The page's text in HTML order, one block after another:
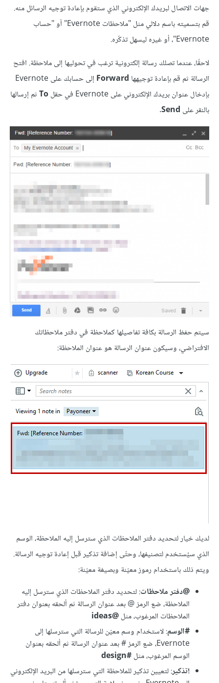
جهات الاتصال لبريدك الإلكتروني الذي ستقوم بإعادة توجيه الرسائل منه.
قم بتسميته باسم دلالي مثل "ملاحظات Evernote" أو "حساب
Evernote"، أو غيره ليسهل تذكّره.
لاحقًا، عندما تصلك رسالة إلكترونية ترغب في تحوليها إلى ملاحظة. افتح
الرسالة ثم قم بإعادة توجيهها Forward
إلى حسابك على Evernote
بإدخال عنوان بريدك الإلكتروني على Evernote في حقل
Toثم إرسالها
بالنقر على Send
.
سيتم حفظ الرسالة بكافة تفاصيلها كملاحظة في دفتر ملاحظاتك
الافتراضي، وسيكون عنوان الرسالة هو عنوان الملاحظة:
لديك خيار لتحديد دفتر الملاحظات الذي سترسل إليه الملاحظة، الوسم
الذي سيُستخدم لتصنيفها، وحتّى إضافة تذكير قبل إعادة توجيه الرسالة.
ويتم ذلك باستخدام رموز معيّنة وبصيغة معيّنة:
@دفتر ملاحظات: لتحديد دفتر الملاحظات الذي سترسل إليه
الملاحظة، ضع الرمز @ بعد عنوان الرسالة ثم ألحقه بعنوان دفتر
الملاحظات المرغوب، مثل@ideas
#الوسم: لاستخدام وسم معيّن للرسالة التي سترسلها إلى
Evernote، ضع الرمز # بعد عنوان الرسالة ثم ألحقه بعنوان
الوسم المرغوب، مثل#design
!تذكير: لتعيين تذكير للملاحظة التي سترسلها من البريد الإلكتروني